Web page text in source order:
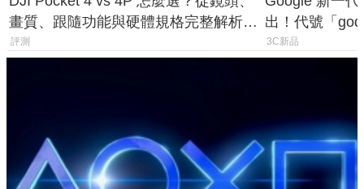
畫質、跟隨功能與硬體規格完整解析，
一次看懂兩台差異
評測
出！代號「
鎖定 AI 應用
3C新品